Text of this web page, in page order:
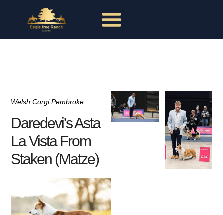
Welsh Corgi Pembroke
Daredevi's Asta
La Vista From
Staken (Matze)